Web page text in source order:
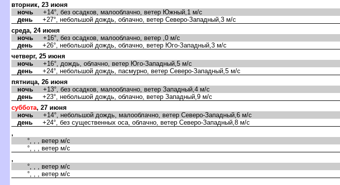
торник, 23 июня
ночь +14°, без осадков, малооблачно, ветер Южный,1 м/с
день +27°, небольшой дождь, облачно, ветер Северо-Западный,3 м/с
среда, 24 июня
ночь +16°, без осадков, малооблачно, ветер ,0 м/с
день +26°, небольшой дождь, облачно, ветер Юго-Западный,3 м/с
четверг, 25 июня
ночь +16°, дождь, облачно, ветер Юго-Западный,5 м/с
день +24°, небольшой дождь, пасмурно, ветер Северо-Западный,5 м/с
пятница, 26 июня
ночь +13°, без осадков, малооблачно, ветер Западный,4 м/с
день +23°, небольшой дождь, облачно, ветер Западный,9 м/с
суббота, 27 июня
ночь +14°, небольшой дождь, малооблачно, ветер Северо-Западный,6 м/с
день +24°, без существенных оса, облачно, ветер Северо-Западный,8 м/с
,
°, , , ветер м/с
°, , , ветер м/с
,
°, , , ветер м/с
°, , , ветер м/с